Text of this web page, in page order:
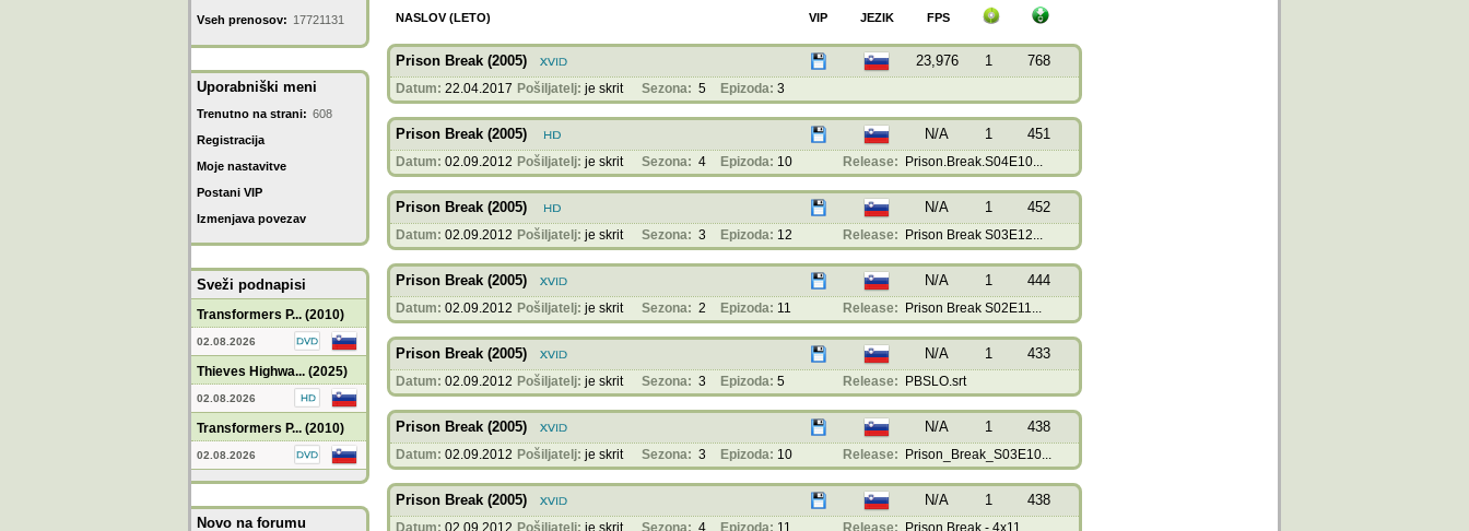
Vseh prenosov: 17721131
Uporabniški meni
Trenutno na strani: 608
Registracija
Moje nastavitve
Postani VIP
Izmenjava povezav
Sveži podnapisi
Transformers P... (2010)
02.08.2026
Thieves Highwa... (2025)
02.08.2026
Transformers P... (2010)
02.08.2026
Novo na forumu
NASLOV (LETO) FPS
JEZIK
VIP
Prison Break (2005) 23,976 1 768
Datum: 22.04.2017 Pošiljatelj: je skrit Sezona: 5 Epizoda: 3
Prison Break (2005) N/A 1 451
Datum: 02.09.2012 Pošiljatelj: je skrit Sezona: 4 Epizoda: 10 Release: Prison.Break.S04E10...
Prison Break (2005) N/A 1 452
Datum: 02.09.2012 Pošiljatelj: je skrit Sezona: 3 Epizoda: 12 Release: Prison Break S03E12...
Prison Break (2005) N/A 1 444
Datum: 02.09.2012 Pošiljatelj: je skrit Sezona: 2 Epizoda: 11 Release: Prison Break S02E11...
Prison Break (2005) N/A 1 433
Datum: 02.09.2012 Pošiljatelj: je skrit Sezona: 3 Epizoda: 5 Release: PBSLO.srt
Prison Break (2005) N/A 1 438
Datum: 02.09.2012 Pošiljatelj: je skrit Sezona: 3 Epizoda: 10 Release: Prison_Break_S03E10...
Prison Break (2005) N/A 1 438
Datum: 02.09.2012 Pošiljatelj: je skrit Sezona: 4 Epizoda: 11 Release: Prison Break - 4x11...